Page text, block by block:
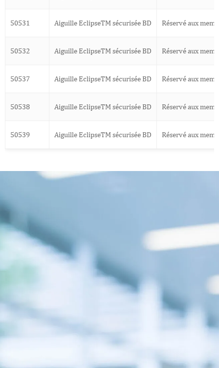
50531 Aiguille EclipseTM sécurisée BD Réservé aux
50532 Aiguille EclipseTM sécurisée BD Réservé aux
50537 Aiguille EclipseTM sécurisée BD Réservé aux
50538 Aiguille EclipseTM sécurisée BD Réservé aux
50539 Aiguille EclipseTM sécurisée BD Réservé aux